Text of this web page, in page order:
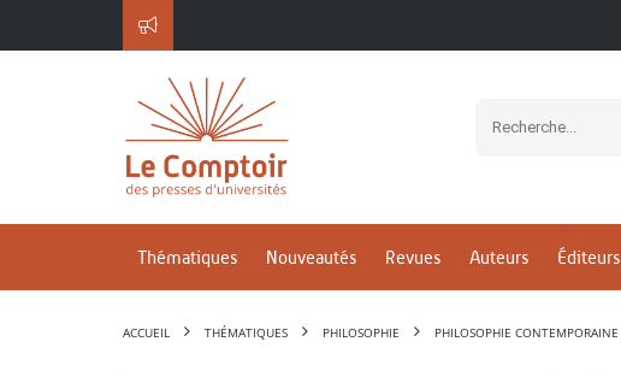
Thématiques Nouveautés Revues Auteurs Éditeurs
ACCUEIL THÉMATIQUES PHILOSOPHIE PHILOSOPHIE CONTEMPORAINE